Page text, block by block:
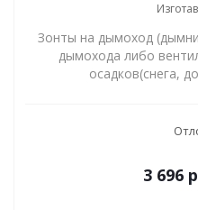
Зонты на дымоход
дымохода либо
осадков(снега,
3 696